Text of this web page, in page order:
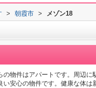
> 朝霞市 > メゾン18
物件はアパートです。周辺
安心の物件です。健康な体